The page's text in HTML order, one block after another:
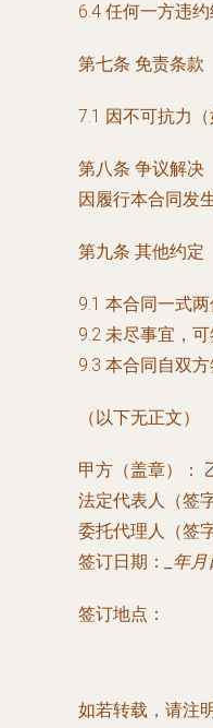
6.4 任何一方违
第七条 免责条款
7.1 因不可抗力
第八条 争议解决
因履行本合同发
第九条 其他约定
9.1 本合同一式
9.2 未尽事宜，可
9.3 本合同自双
（以下无正文）
甲方（盖章）：
法定代表人（签
委托代理人（签
签订日期：
_年月
签订地点：
如若转载，请注